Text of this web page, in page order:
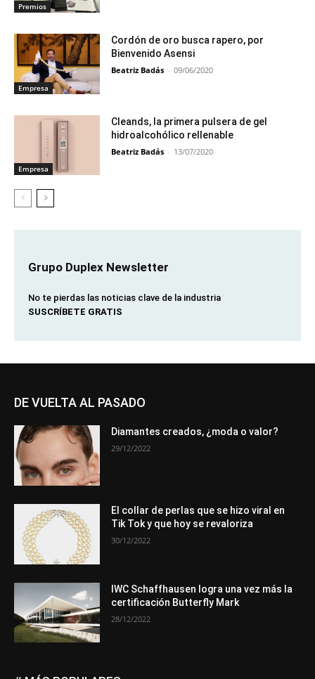
Premios
Empresa
Cordón de oro busca rapero, por
Bienvenido Asensi
Beatriz Badás - 09/06/2020
Empresa
Cleands, la primera pulsera de gel
hidroalcohólico rellenable
Beatriz Badás - 13/07/2020
Grupo Duplex Newsletter
No te pierdas las noticias clave de la industria
SUSCRÍBETE GRATIS
DE VUELTA AL PASADO
Diamantes creados, ¿moda o valor?
29/12/2022
El collar de perlas que se hizo viral en
Tik Tok y que hoy se revaloriza
30/12/2022
IWC Schaffhausen logra una vez más la
certificación Butterfly Mark
28/12/2022